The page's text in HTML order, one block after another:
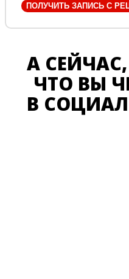
ПОЛУЧИТЬ ЗАПИСЬ С
А
ЧТО ВЫ
В